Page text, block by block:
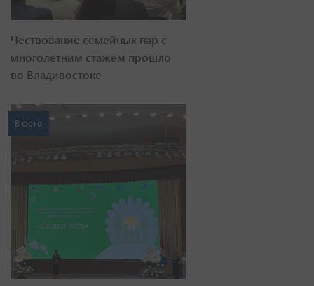
Чествование семейных пар с
многолетним стажем прошло
во Владивостоке
8 фото